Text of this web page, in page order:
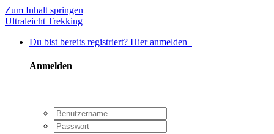
Zum Inhalt springen
Ultraleicht Trekking
Du bist bereits registriert? Hier anmelden
Anmelden